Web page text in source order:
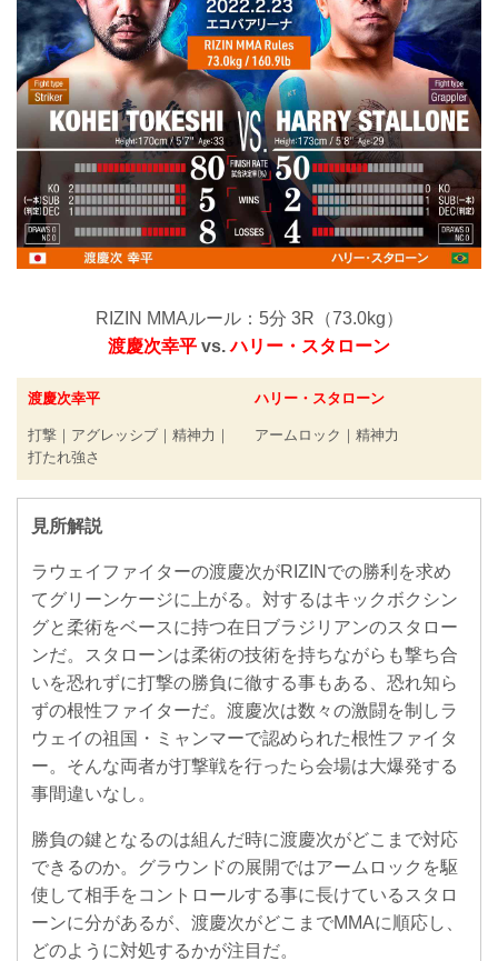
RIZIN MMAルール：5分 3R（73.0kg）
渡慶次幸平 vs.ハリー・スタローン
渡慶次幸平
打撃｜アグレッシブ｜精神力｜
打たれ強さ
ハリー・スタローン
アームロック｜精神力
見所解説
ラウェイファイターの渡慶次がRIZINでの勝利を求め
てグリーンケージに上がる。対するはキックボクシン
グと柔術をベースに持つ在日ブラジリアンのスタロー
ンだ。スタローンは柔術の技術を持ちながらも撃ち合
いを恐れずに打撃の勝負に徹する事もある、恐れ知ら
ずの根性ファイターだ。渡慶次は数々の激闘を制しラ
ウェイの祖国・ミャンマーで認められた根性ファイタ
ー。そんな両者が打撃戦を行ったら会場は大爆発する
事間違いなし。
勝負の鍵となるのは組んだ時に渡慶次がどこまで対応
できるのか。グラウンドの展開ではアームロックを駆
使して相手をコントロールする事に長けているスタロ
ーンに分があるが、渡慶次がどこまでMMAに順応し、
どのように対処するかが注目だ。